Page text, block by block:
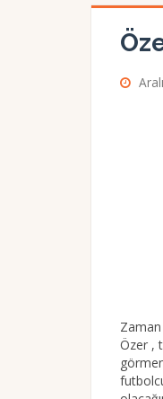
Zaman
Özer ,